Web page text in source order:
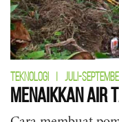
TEKNOLOGI JULI-
Menaikkan Air